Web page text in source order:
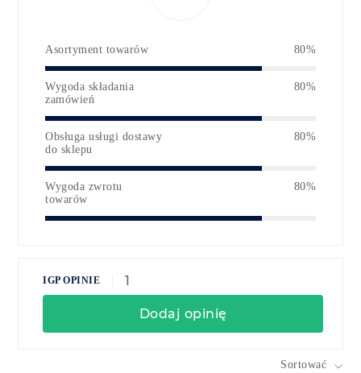
Asortyment towarów 80%
Wygoda składania
zamówień
80%
Obsługa usługi dostawy
do sklepu
80%
Wygoda zwrotu
towarów
80%
IGP OPINIE 1
Dodaj opinię
Sortować